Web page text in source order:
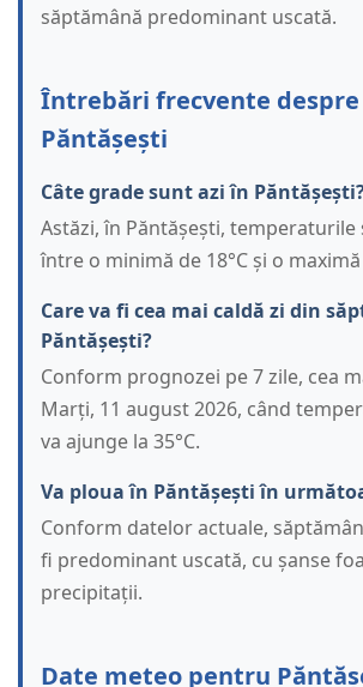
săptămână predominant uscată.
Întrebări frecvente
Păntășești
Câte grade sunt azi în
Astăzi, în Păntășești, temperaturile
între o minimă de 18°C și o maximă
Care va fi cea mai caldă zi din
Păntășești?
Conform prognozei pe 7 zile, cea
Marți, 11 august 2026, când
va ajunge la 35°C.
Va ploua în Păntășești în
Conform datelor actuale,
fi predominant uscată, cu șanse
precipitații.
Date meteo pentru